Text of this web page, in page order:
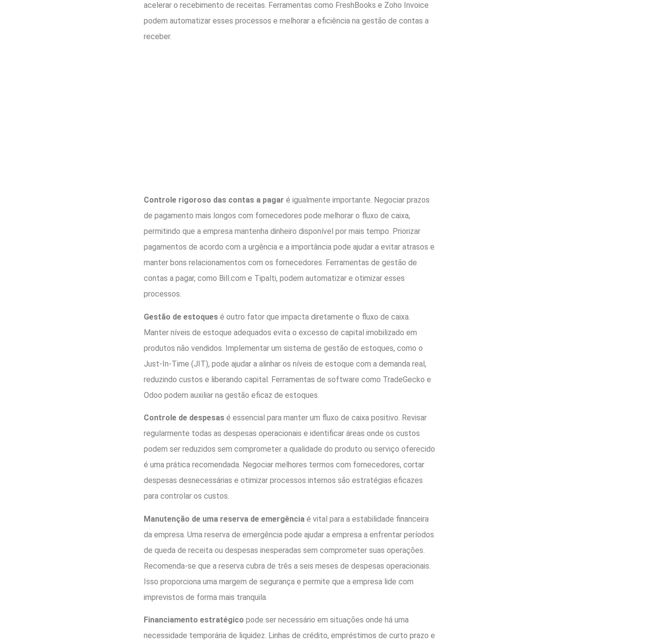
acelerar o recebimento de receitas. Ferramentas como FreshBooks e Zoho Invoice
podem automatizar esses processos e melhorar a eficiência na gestão de contas a
receber.
Controle rigoroso das contas a pagar é igualmente importante. Negociar prazos
de pagamento mais longos com fornecedores pode melhorar o fluxo de caixa,
permitindo que a empresa mantenha dinheiro disponível por mais tempo. Priorizar
pagamentos de acordo com a urgência e a importância pode ajudar a evitar atrasos e
manter bons relacionamentos com os fornecedores. Ferramentas de gestão de
contas a pagar, como Bill.com e Tipalti, podem automatizar e otimizar esses
processos.
Gestão de estoquesé outro fator que impacta diretamente o fluxo de caixa.
Manter níveis de estoque adequados evita o excesso de capital imobilizado em
produtos não vendidos. Implementar um sistema de gestão de estoques, como o
Just-In-Time (JIT), pode ajudar a alinhar os níveis de estoque com a demanda real,
reduzindo custos e liberando capital. Ferramentas de software como TradeGecko e
Odoo podem auxiliar na gestão eficaz de estoques.
Controle de despesasé essencial para manter um fluxo de caixa positivo. Revisar
regularmente todas as despesas operacionais e identificar áreas onde os custos
podem ser reduzidos sem comprometer a qualidade do produto ou serviço oferecido
é uma prática recomendada. Negociar melhores termos com fornecedores, cortar
despesas desnecessárias e otimizar processos internos são estratégias eficazes
para controlar os custos.
Manutenção de uma reserva de emergênciaé vital para a estabilidade financeira
da empresa. Uma reserva de emergência pode ajudar a empresa a enfrentar períodos
de queda de receita ou despesas inesperadas sem comprometer suas operações.
Recomenda-se que a reserva cubra de três a seis meses de despesas operacionais.
Isso proporciona uma margem de segurança e permite que a empresa lide com
imprevistos de forma mais tranquila.
Financiamento estratégico pode ser necessário em situações onde há uma
necessidade temporária de liquidez. Linhas de crédito, empréstimos de curto prazo e